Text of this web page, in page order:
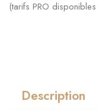
(tarifs PRO
Description